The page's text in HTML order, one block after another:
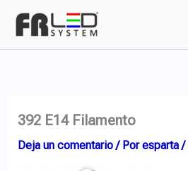
contenido
392 E14 Filamento
Deja un comentario / Poresparta/